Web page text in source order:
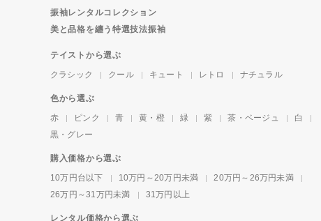
振袖レンタルコレクション
美と品格を纏う特選技法振袖
テイストから選ぶ
クラシック
クール キュート レトロ ナチュラル
色から選ぶ
赤
ピンク 青 黄・橙 緑 紫 茶・ベージュ
白
黒・グレー
購入価格から選ぶ
10万円台以下
10万円～20万円未満
20万円～26万円未満
26万円～31万円未満
31万円以上
レンタル価格から選ぶ